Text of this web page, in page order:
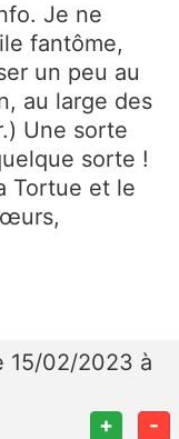
Je ne
fantôme,
un peu au
au large des
Une sorte
sorte !
Tortue et le
15/02/2023 à
+ -